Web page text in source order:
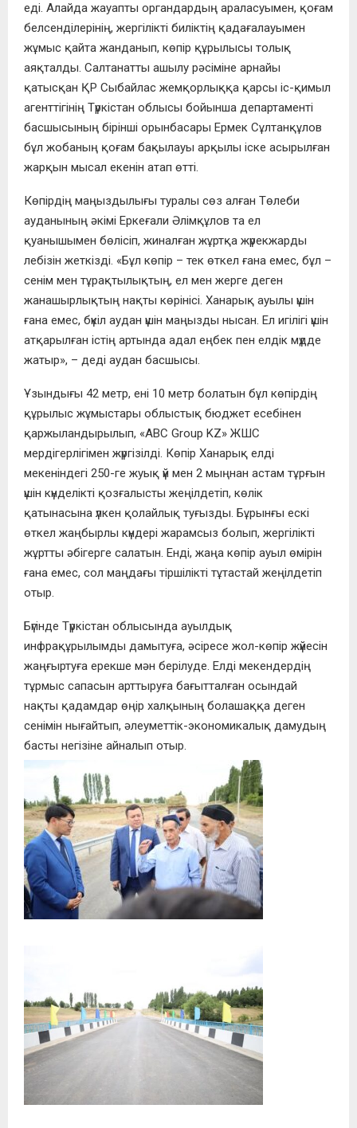
еді. Алайда жауапты органдардың араласуымен, қоғам
белсенділерінің, жергілікті биліктің қадағалауымен
жұмыс қайта жанданып, көпір құрылысы толық
аяқталды. Салтанатты ашылу рәсіміне арнайы
қатысқан ҚР Сыбайлас жемқорлыққа қарсы іс-қимыл
агенттігінің Түркістан облысы бойынша департаменті
басшысының бірінші орынбасары Ермек Сұлтанқұлов
бұл жобаның қоғам бақылауы арқылы іске асырылған
жарқын мысал екенін атап өтті.
Көпірдің маңыздылығы туралы сөз алған Төлеби
ауданының әкімі Еркеғали Әлімқұлов та ел
қуанышымен бөлісіп, жиналған жұртқа жүрекжарды
лебізін жеткізді. «Бұл көпір – тек өткел ғана емес, бұл –
сенім мен тұрақтылықтың, ел мен жерге деген
жанашырлықтың нақты көрінісі. Ханарық ауылы үшін
ғана емес, бүкіл аудан үшін маңызды нысан. Ел игілігі үшін
атқарылған істің артында адал еңбек пен елдік мүдде
жатыр», – деді аудан басшысы.
Ұзындығы 42 метр, ені 10 метр болатын бұл көпірдің
құрылыс жұмыстары облыстық бюджет есебінен
қаржыландырылып, «АВС Group KZ» ЖШС
мердігерлігімен жүргізілді. Көпір Ханарық елді
мекеніндегі 250-ге жуық үй мен 2 мыңнан астам тұрғын
үшін күнделікті қозғалысты жеңілдетіп, көлік
қатынасына үлкен қолайлық туғызды. Бұрынғы ескі
өткел жаңбырлы күндері жарамсыз болып, жергілікті
жұртты әбігерге салатын. Енді, жаңа көпір ауыл өмірін
ғана емес, сол маңдағы тіршілікті тұтастай жеңілдетіп
отыр.
Бүгінде Түркістан облысында ауылдық
инфрақұрылымды дамытуға, әсіресе жол-көпір жүйесін
жаңғыртуға ерекше мән берілуде. Елді мекендердің
тұрмыс сапасын арттыруға бағытталған осындай
нақты қадамдар өңір халқының болашаққа деген
сенімін нығайтып, әлеуметтік-экономикалық дамудың
басты негізіне айналып отыр.